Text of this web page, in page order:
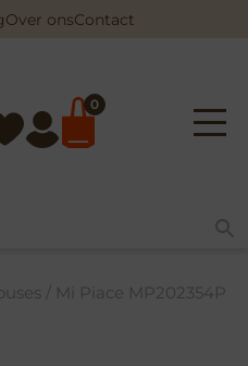
Over onsContact
0
/ Mi Piace MP202354P